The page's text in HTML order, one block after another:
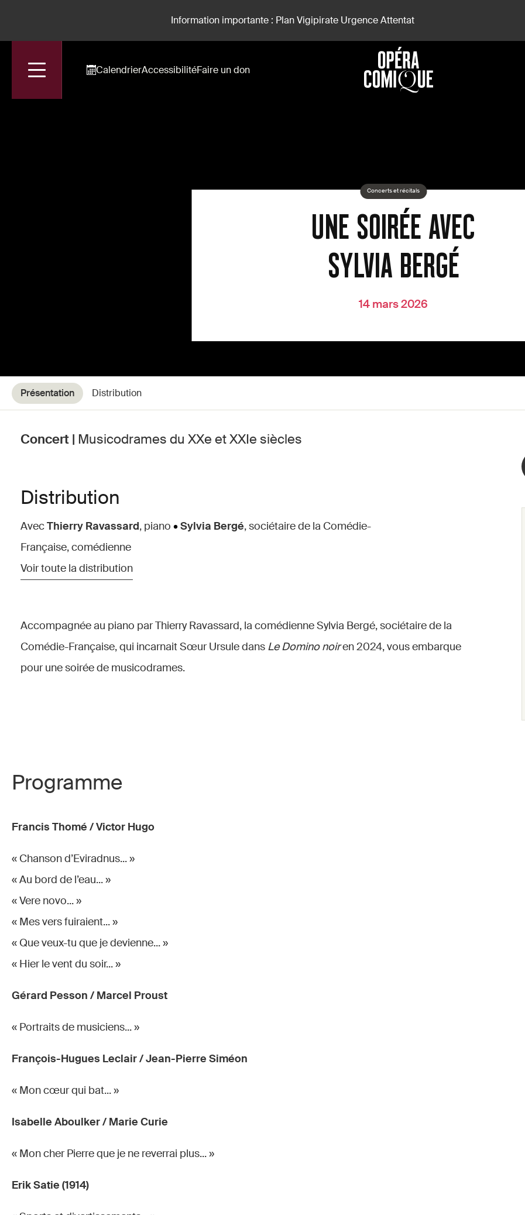
Information importante : Plan Vigipirate Urgence Attentat
CalendrierAccessibilitéFaire un don
Accueil Spectacles Une Soirée Avec Sylvia Bergé
Concerts et récitals
UNE SOIRÉE AVEC
SYLVIA BERGÉ
14 mars 2026
Présentation Distribution
Concert | Musicodrames du XXe et XXIe siècles
Distribution
AvecThierry Ravassard, piano •Sylvia Bergé, sociétaire de la Comédie-
Française, comédienne
Voir toute la distribution
Accompagnée au piano par Thierry Ravassard, la comédienne Sylvia Bergé, sociétaire de la
Comédie-Française, qui incarnait Sœur Ursule dans Le Domino noiren 2024, vous embarque
pour une soirée de musicodrames.
Programme
Francis Thomé / Victor Hugo
« Chanson d’Eviradnus... »
« Au bord de l’eau... »
« Vere novo... »
« Mes vers fuiraient... »
« Que veux-tu que je devienne... »
« Hier le vent du soir... »
Gérard Pesson / Marcel Proust
« Portraits de musiciens... »
François-Hugues Leclair / Jean-Pierre Siméon
« Mon cœur qui bat... »
Isabelle Aboulker / Marie Curie
« Mon cher Pierre que je ne reverrai plus... »
Erik Satie (1914)